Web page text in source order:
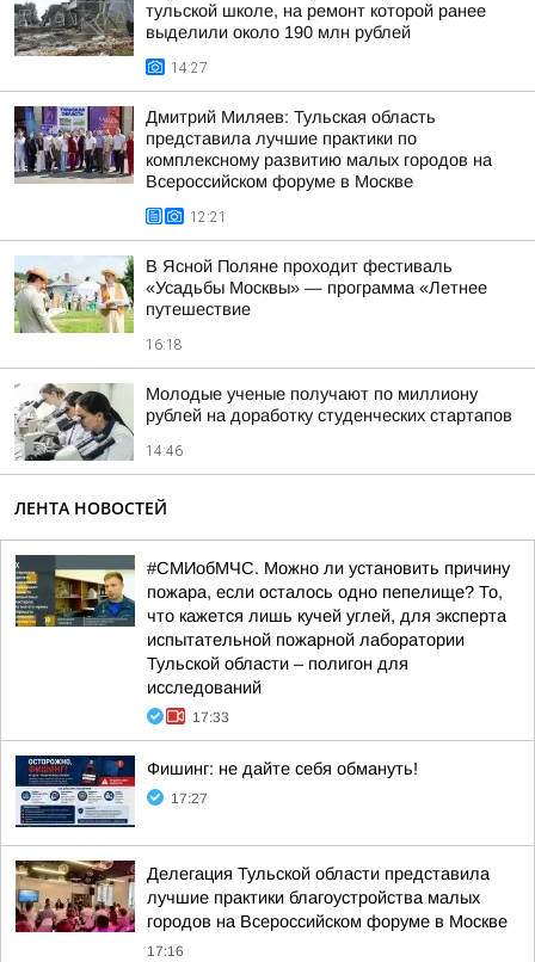
тульской школе, на ремонт которой ранее
выделили около 190 млн рублей
14:27
Дмитрий Миляев: Тульская область
представила лучшие практики по
комплексному развитию малых городов на
Всероссийском форуме в Москве
12:21
В Ясной Поляне проходит фестиваль
«Усадьбы Москвы» — программа «Летнее
путешествие
16:18
Молодые ученые получают по миллиону
рублей на доработку студенческих стартапов
14:46
ЛЕНТА НОВОСТЕЙ
#СМИобМЧС. Можно ли установить причину
пожара, если осталось одно пепелище? То,
что кажется лишь кучей углей, для эксперта
испытательной пожарной лаборатории
Тульской области – полигон для
исследований
17:33
Фишинг: не дайте себя обмануть!
17:27
Делегация Тульской области представила
лучшие практики благоустройства малых
городов на Всероссийском форуме в Москве
17:16